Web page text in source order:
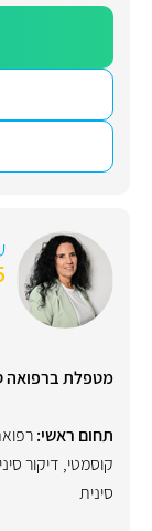
מטפלת ברפואה
תחום ראשי:
קוסמטי, דיקור סיני
סינית